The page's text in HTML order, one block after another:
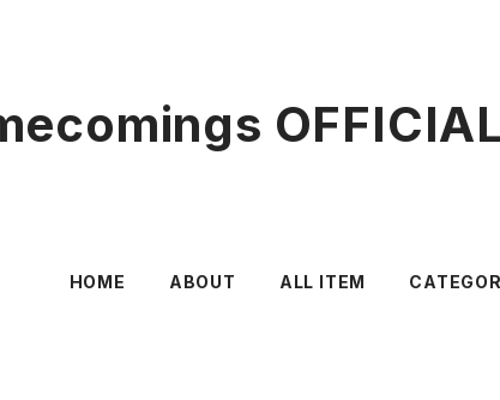
HOME ABOUT ALL ITEM